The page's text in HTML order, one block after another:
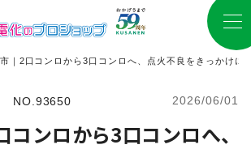
｜2口コンロから3口コンロへ、点火不良をきっかけに
NO.93650 2026/06/01
ンロから3口コンロへ、